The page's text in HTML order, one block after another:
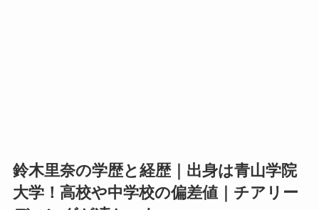
鈴木里奈の学歴と経歴｜出身は青山学院
大学！高校や中学校の偏差値｜チアリー